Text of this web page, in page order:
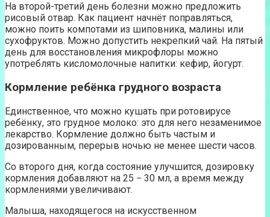
На второй-третий день болезни можно предложить
рисовый отвар. Как пациент начнёт поправляться,
можно поить компотами из шиповника, малины или
сухофруктов. Можно допустить некрепкий чай. На пятый
день для восстановления микрофлоры можно
употреблять кисломолочные напитки: кефир, йогурт.
Кормление ребёнка грудного возраста
Единственное, что можно кушать при ротовирусе
ребёнку, это грудное молоко: это для него незаменимое
лекарство. Кормление должно быть частым и
дозированным, перерыв ночью не менее шести часов.
Со второго дня, когда состояние улучшится, дозировку
кормления добавляют на 25 − 30 мл, а время между
кормлениями увеличивают.
Малыша, находящегося на искусственном